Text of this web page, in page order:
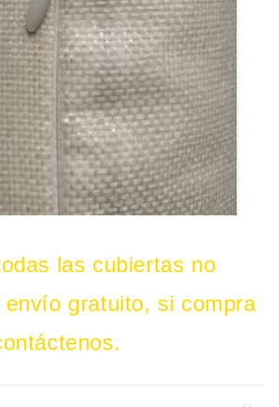
las cubiertas no
envío gratuito, si compra